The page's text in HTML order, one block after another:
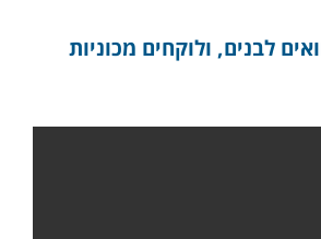
לבנים, ולוקחים מכוניות